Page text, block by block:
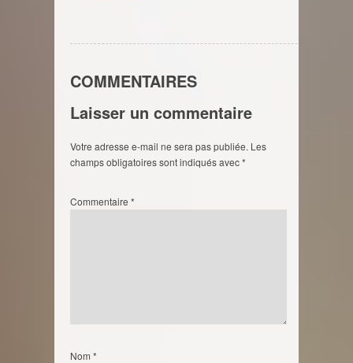
COMMENTAIRES
Laisser un commentaire
Votre adresse e-mail ne sera pas publiée. Les
champs obligatoires sont indiqués avec*
Commentaire *
Nom *